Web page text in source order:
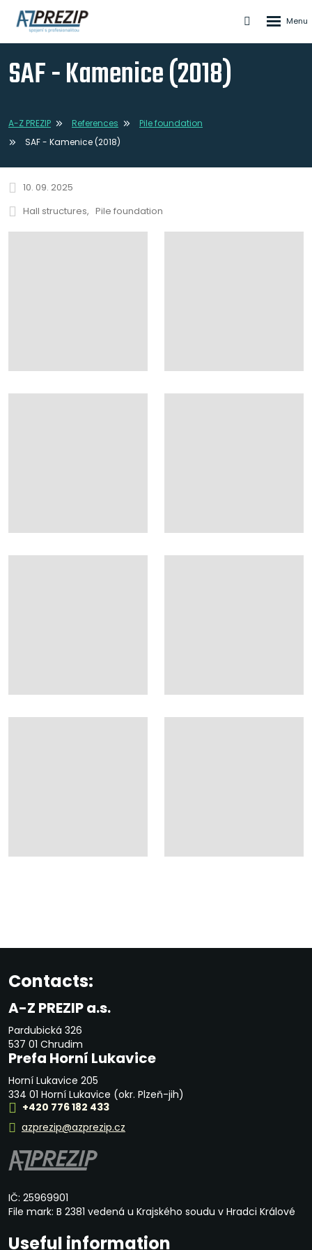
SAF - Kamenice (2018)
A-Z PREZIP References
Pile foundation
SAF - Kamenice (2018)
10. 09. 2025
Hall structures
Pile foundation
Contacts:
A-Z PREZIP a.s.
Pardubická 326
537 01 Chrudim
Prefa Horní Lukavice
Horní Lukavice 205
334 01 Horní Lukavice (okr. Plzeň-jih)
+420 776 182 433
azprezip@azprezip.cz
IČ: 25969901
File mark: B 2381 vedená u Krajského soudu v Hradci Králové
Useful information